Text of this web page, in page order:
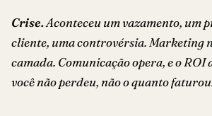
Crise.Aconteceu um vazamento, um
cliente, uma controvérsia. Marketing
camada. Comunicação opera, e o ROI
você não perdeu, não o quanto